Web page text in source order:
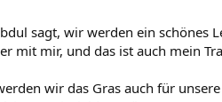
sagt, wir werden ein schönes
mit mir, und das ist auch mein
wir das Gras auch für